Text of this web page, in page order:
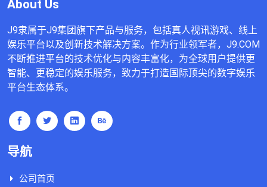
About Us
J9隶属于J9集团旗下产品与服务，包括真人视讯游戏、线上
娱乐平台以及创新技术解决方案。作为行业领军者，J9.COM
不断推进平台的技术优化与内容丰富化，为全球用户提供更
智能、更稳定的娱乐服务，致力于打造国际顶尖的数字娱乐
平台生态体系。
导航
公司首页